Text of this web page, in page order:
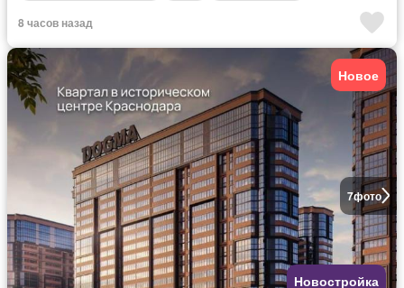
8 часов назад
7фото
Новое
Новостройка